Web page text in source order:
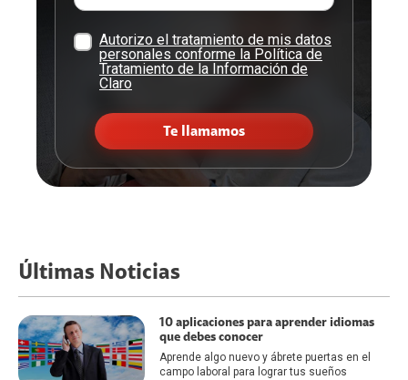
Autorizo el tratamiento de mis datos
personales conforme la Política de
Tratamiento de la Información de
Claro
Te llamamos
Últimas Noticias
10 aplicaciones para aprender idiomas
que debes conocer
Aprende algo nuevo y ábrete puertas en el
campo laboral para lograr tus sueños